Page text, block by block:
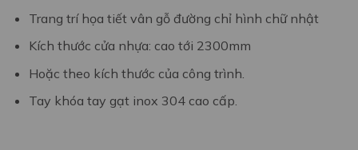
Trang trí họa tiết vân gỗ đường chỉ hình chữ nhật
Kích thước cửa nhựa: cao tới 2300mm
Hoặc theo kích thước của công trình.
Tay khóa tay gạt inox 304 cao cấp.